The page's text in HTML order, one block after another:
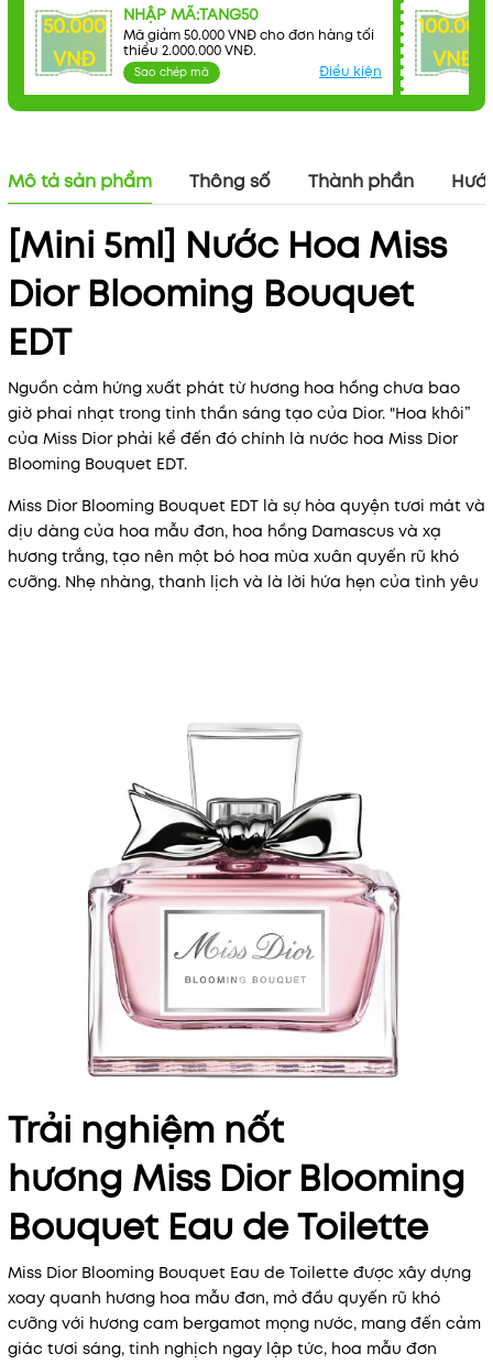
50.000
VNĐ
NHẬP MÃ:TANG50
Mã giảm 50.000 VNĐ cho đơn hàng tối
thiểu 2.000.000 VNĐ.
Sao chép mã Điều kiện
100.000
VNĐ
Mã khuyến mãi:
Điều kiện:
Mô tả sản phẩm Thông số Thành phần
[Mini 5ml] Nước Hoa Miss
Dior Blooming Bouquet
EDT
Nguồn cảm hứng xuất phát từ hương hoa hồng chưa bao
giờ phai nhạt trong tinh thần sáng tạo của Dior. "Hoa khôi”
của Miss Dior phải kể đến đó chính là nước hoa Miss Dior
Blooming Bouquet EDT.
Miss Dior Blooming Bouquet EDT là sự hòa quyện tươi mát và
dịu dàng của hoa mẫu đơn, hoa hồng Damascus và xạ
hương trắng, tạo nên một bó hoa mùa xuân quyến rũ khó
cưỡng. Nhẹ nhàng, thanh lịch và là lời hứa hẹn của tình yêu
Trải nghiệm nốt
hương Miss Dior Blooming
Bouquet Eau de Toilette
Miss Dior Blooming Bouquet Eau de Toilette được xây dựng
xoay quanh hương hoa mẫu đơn, mở đầu quyến rũ khó
cưỡng với hương cam bergamot mọng nước, mang đến cảm
giác tươi sáng, tinh nghịch ngay lập tức, hoa mẫu đơn